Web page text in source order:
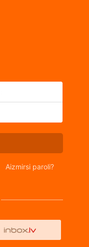
Aizmirsi paroli?